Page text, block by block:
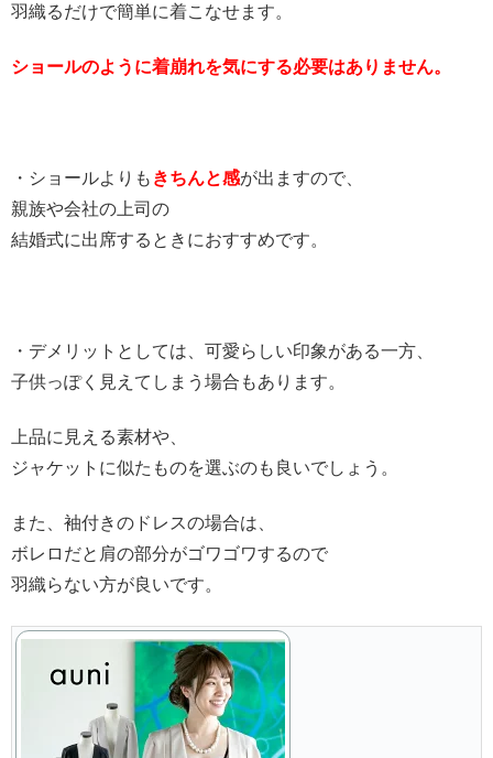
羽織るだけで簡単に着こなせます。
ショールのように着崩れを気にする必要はありません。
・ショールよりも きちんと感が出ますので、
親族や会社の上司の
結婚式に出席するときにおすすめです。
・デメリットとしては、可愛らしい印象がある一方、
子供っぽく見えてしまう場合もあります。
上品に見える素材や、
ジャケットに似たものを選ぶのも良いでしょう。
また、袖付きのドレスの場合は、
ボレロだと肩の部分がゴワゴワするので
羽織らない方が良いです。